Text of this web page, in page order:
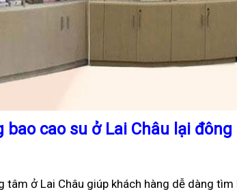
bao cao su ở Lai Châu lại đông
tâm ở Lai Châu giúp khách hàng dễ dàng